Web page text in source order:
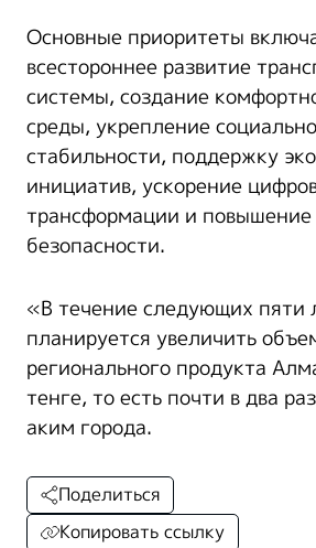
Основные приоритеты
всестороннее развитие
системы, создание
среды, укрепление
стабильности, поддержку
инициатив, ускорение
трансформации и повышение
безопасности.
«В течение следующих пяти
планируется увеличить
регионального продукта
тенге, то есть почти в два
аким города.
Поделиться
Копировать ссылку